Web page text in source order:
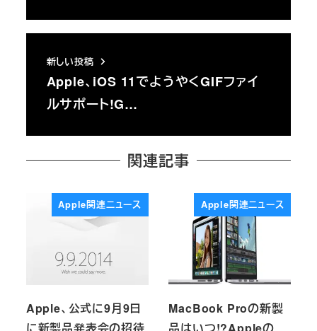
新しい投稿
Apple、iOS 11でようやくGIFファイ
ルサポート!G…
関連記事
Apple関連ニュース
Apple、公式に9月9日
Apple関連ニュース
MacBook Proの新製